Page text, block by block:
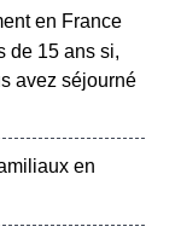
en France
de 15 ans si,
avez séjourné
en